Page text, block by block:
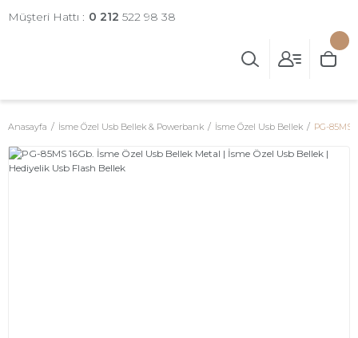
Müşteri Hattı : 0 212 522 98 38
Anasayfa İsme Özel Usb Bellek & Powerbank İsme Özel Usb Bellek PG-85MS